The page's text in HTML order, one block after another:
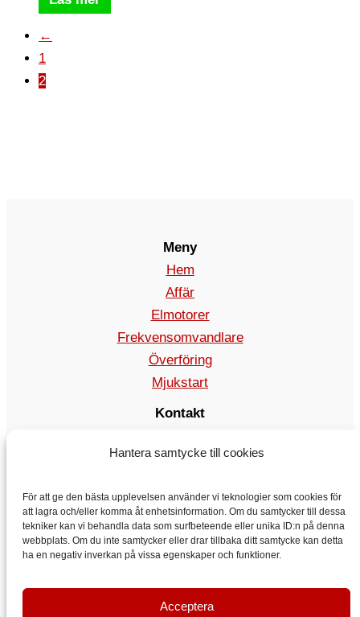
Hantera samtycke till cookies
För att ge den bästa upplevelsen använder vi teknologier som cookies för
att lagra och/eller komma åt enhetsinformation. Om du samtycker till dessa
tekniker kan vi behandla data som surfbeteende eller unika ID:n på denna
webbplats. Om du inte samtycker eller drar tillbaka ditt samtycke kan detta
ha en negativ inverkan på vissa egenskaper och funktioner.
Acceptera
←
1
2
Meny
Hem
Affär
Elmotorer
Frekvensomvandlare
Överföring
Mjukstart
Kontakt
+49 15123569470
Integritetspolicy
Transport
Kontakt